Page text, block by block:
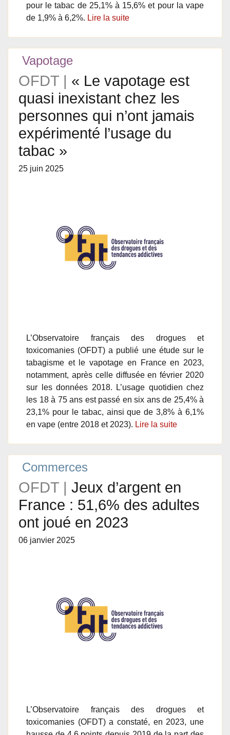
pour le tabac de 25,1% à 15,6% et pour la vape
de 1,9% à 6,2%. Lire la suite
Vapotage
OFDT | « Le vapotage est
quasi inexistant chez les
personnes qui n’ont jamais
expérimenté l’usage du
tabac »
25 juin 2025
L’Observatoire français des drogues et
toxicomanies (OFDT) a publié une étude sur le
tabagisme et le vapotage en France en 2023,
notamment, après celle diffusée en février 2020
sur les données 2018. L’usage quotidien chez
les 18 à 75 ans est passé en six ans de 25,4% à
23,1% pour le tabac, ainsi que de 3,8% à 6,1%
en vape (entre 2018 et 2023). Lire la suite
Commerces
OFDT | Jeux d’argent en
France : 51,6% des adultes
ont joué en 2023
06 janvier 2025
L’Observatoire français des drogues et
toxicomanies (OFDT) a constaté, en 2023, une